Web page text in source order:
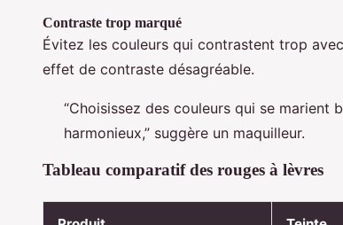
Contraste trop marqué
Évitez les couleurs qui contrastent trop
effet de contraste désagréable.
“Choisissez des couleurs qui se
harmonieux,” suggère un maquilleur.
Tableau comparatif des rouges à lèvres